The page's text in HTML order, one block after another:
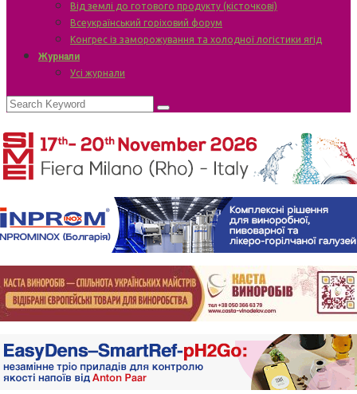
Від землі до готового продукту (кісточкові)
Всеукраїнський горіховий форум
Конгрес із заморожування та холодної логістики ягід
Журнали
Усі журнали